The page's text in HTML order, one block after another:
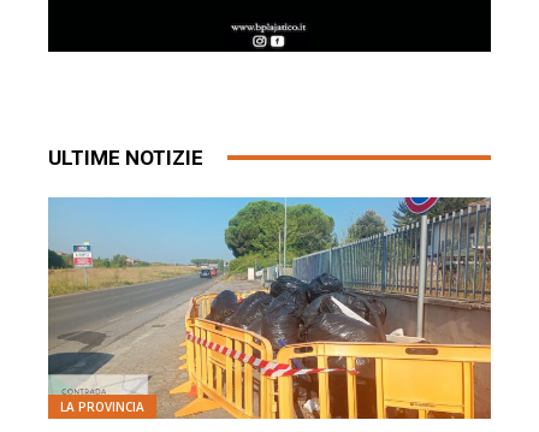
ULTIME NOTIZIE
LA PROVINCIA